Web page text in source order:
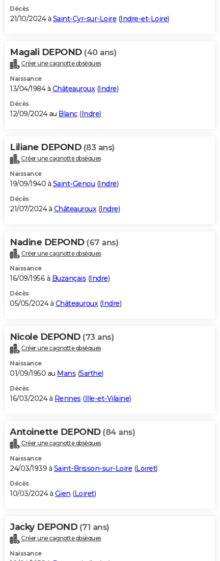
Décès
21/10/2024 à Saint-Cyr-sur-Loire (Indre-et-Loire)
Magali DEPOND (40 ans)
Créer une cagnotte obsèques
Naissance
13/04/1984 à Châteauroux(Indre)
Décès
12/09/2024 au Blanc(Indre)
Liliane DEPOND (83 ans)
Créer une cagnotte obsèques
Naissance
19/09/1940 à Saint-Genou (Indre)
Décès
21/07/2024 à Châteauroux (Indre)
Nadine DEPOND (67 ans)
Créer une cagnotte obsèques
Naissance
16/09/1956 à Buzançais (Indre)
Décès
05/05/2024 à Châteauroux(Indre)
Nicole DEPOND (73 ans)
Créer une cagnotte obsèques
Naissance
01/09/1950 au Mans (Sarthe)
Décès
16/03/2024 à Rennes (Ille-et-Vilaine)
Antoinette DEPOND (84 ans)
Créer une cagnotte obsèques
Naissance
24/03/1939 à Saint-Brisson-sur-Loire (Loiret)
Décès
10/03/2024 à Gien (Loiret)
Jacky DEPOND (71 ans)
Créer une cagnotte obsèques
Naissance